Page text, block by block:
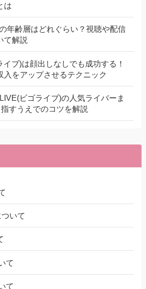
は
年齢層はどれぐらい？視聴や配信
て解説
イブ)は顔出しなしでも成功する！
入をアップさせるテクニック
ビゴライブ)の人気ライバーま
すうえでのコツを解説
いて
て
て